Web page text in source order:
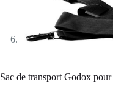
Sac de transport Godox